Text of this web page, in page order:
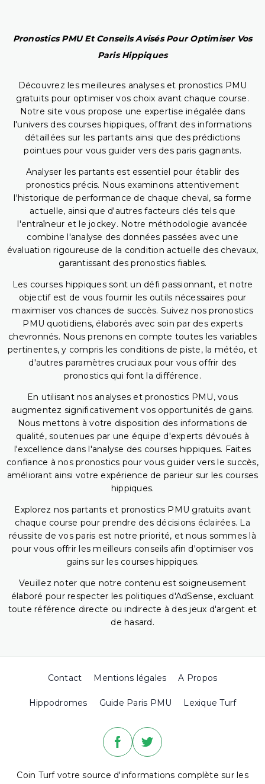
Pronostics PMU Et Conseils Avisés Pour Optimiser Vos
Paris Hippiques
Découvrez les meilleures analyses et pronostics PMU
gratuits pour optimiser vos choix avant chaque course.
Notre site vous propose une expertise inégalée dans
l'univers des courses hippiques, offrant des informations
détaillées sur les partants ainsi que des prédictions
pointues pour vous guider vers des paris gagnants.
Analyser les partants est essentiel pour établir des
pronostics précis. Nous examinons attentivement
l'historique de performance de chaque cheval, sa forme
actuelle, ainsi que d'autres facteurs clés tels que
l'entraîneur et le jockey. Notre méthodologie avancée
combine l'analyse des données passées avec une
évaluation rigoureuse de la condition actuelle des chevaux,
garantissant des pronostics fiables.
Les courses hippiques sont un défi passionnant, et notre
objectif est de vous fournir les outils nécessaires pour
maximiser vos chances de succès. Suivez nos pronostics
PMU quotidiens, élaborés avec soin par des experts
chevronnés. Nous prenons en compte toutes les variables
pertinentes, y compris les conditions de piste, la météo, et
d'autres paramètres cruciaux pour vous offrir des
pronostics qui font la différence.
En utilisant nos analyses et pronostics PMU, vous
augmentez significativement vos opportunités de gains.
Nous mettons à votre disposition des informations de
qualité, soutenues par une équipe d'experts dévoués à
l'excellence dans l'analyse des courses hippiques. Faites
confiance à nos pronostics pour vous guider vers le succès,
améliorant ainsi votre expérience de parieur sur les courses
hippiques.
Explorez nos partants et pronostics PMU gratuits avant
chaque course pour prendre des décisions éclairées. La
réussite de vos paris est notre priorité, et nous sommes là
pour vous offrir les meilleurs conseils afin d'optimiser vos
gains sur les courses hippiques.
Veuillez noter que notre contenu est soigneusement
élaboré pour respecter les politiques d'AdSense, excluant
toute référence directe ou indirecte à des jeux d'argent et
de hasard.
Contact Mentions légales A Propos
Hippodromes Guide Paris PMU Lexique Turf
Coin Turf votre source d'informations complète sur les